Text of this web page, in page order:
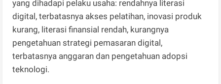
yang dihadapi pelaku usaha: rendahnya literasi
digital, terbatasnya akses pelatihan, inovasi produk
kurang, literasi finansial rendah, kurangnya
pengetahuan strategi pemasaran digital,
terbatasnya anggaran dan pengetahuan adopsi
teknologi.